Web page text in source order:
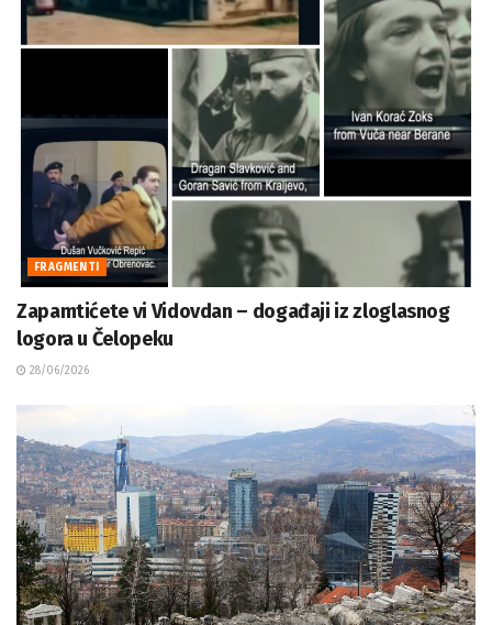
FRAGMENTI
Zapamtićete vi Vidovdan – događaji iz zloglasnog
logora u Čelopeku
28/06/2026